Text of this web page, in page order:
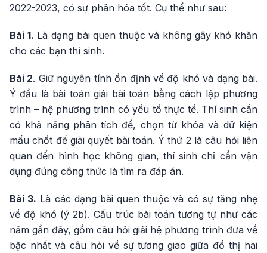
2022-2023, có sự phân hóa tốt. Cụ thể như sau:
Bài 1. Là dạng bài quen thuộc và không gây khó khăn
cho các bạn thí sinh.
Bài 2. Giữ nguyên tính ổn định về độ khó và dạng bài.
Ý đầu là bài toán giải bài toán bằng cách lập phương
trình – hệ phương trình có yếu tố thực tế. Thí sinh cần
có khả năng phân tích đề, chọn từ khóa và dữ kiện
mấu chốt để giải quyết bài toán. Ý thứ 2 là câu hỏi liên
quan đến hình học không gian, thí sinh chỉ cần vận
dụng đúng công thức là tìm ra đáp án.
Bài 3. Là các dạng bài quen thuộc và có sự tăng nhẹ
về độ khó (ý 2b). Cấu trúc bài toán tương tự như các
năm gần đây, gồm câu hỏi giải hệ phương trình đưa về
bậc nhất và câu hỏi về sự tương giao giữa đồ thị hai